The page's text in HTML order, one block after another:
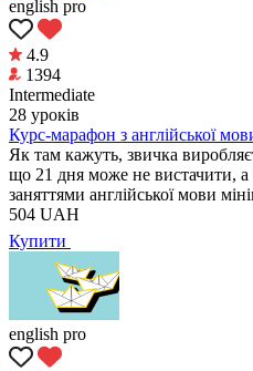
english pro
4.9
1394
Intermediate
28 уроків
Курс-марафон з англійської
Як там кажуть, звичка
що 21 дня може не вистачити,
заняттями англійської мови
504 UAH
Купити
english pro